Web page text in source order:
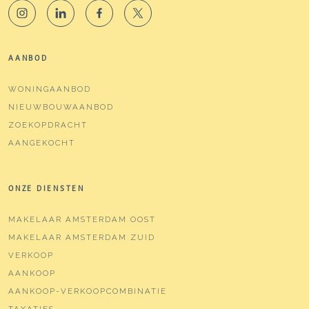
AANBOD
WONINGAANBOD
NIEUWBOUWAANBOD
ZOEKOPDRACHT
AANGEKOCHT
ONZE DIENSTEN
MAKELAAR AMSTERDAM OOST
MAKELAAR AMSTERDAM ZUID
VERKOOP
AANKOOP
AANKOOP-VERKOOPCOMBINATIE